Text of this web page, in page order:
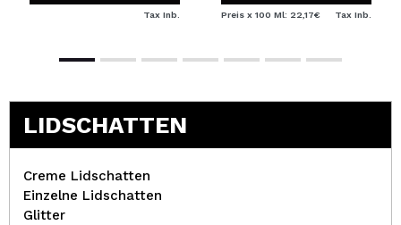
Tax Inb. Preis x 100 Ml: 22,17€ Tax Inb.
LIDSCHATTEN
Creme Lidschatten
Einzelne Lidschatten
Glitter